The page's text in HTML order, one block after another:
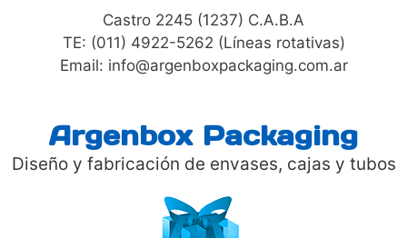
contenido
Castro 2245 (1237) C.A.B.A
TE: (011) 4922-5262 (Líneas rotativas)
Email: info@argenboxpackaging.com.ar
Argenbox Packaging
Diseño y fabricación de envases, cajas y tubos